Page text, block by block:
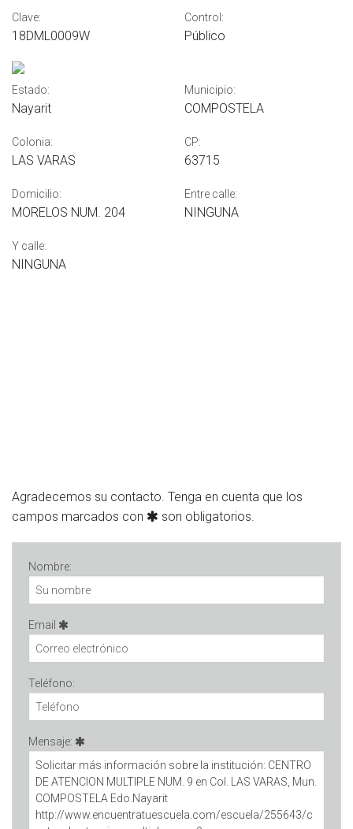
Clave:
18DML0009W
Control:
Público
Estado:
Nayarit
Municipio:
COMPOSTELA
Colonia:
LAS VARAS
CP:
63715
Domicilio:
MORELOS NUM. 204
Entre calle:
NINGUNA
Y calle:
NINGUNA
Agradecemos su contacto. Tenga en cuenta que los
campos marcados con
son obligatorios.
Nombre:
Email
Teléfono:
Mensaje: